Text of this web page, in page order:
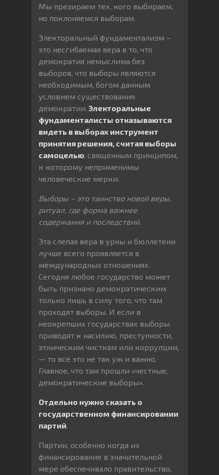
Мы презираем тех, кого выбираем,
но поклоняемся выборам.
Электоральный фундаментализм –
это несгибаемая вера в то, что
демократия немыслима без
выборов, что выборы являются
необходимым, богом данным
условием существования
демократии. Электоральные
фундаменталисты отказываются
видеть в выборах инструмент
принятия решения, считая выборы
самоцелью, священным принципом,
к которому неприменимы
человеческие мерки.
Выборы – это таинство новой веры,
ритуал, где форма важнее
содержания и последствий.
Эта слепая вера в урны и бюллетени
лучше всего проявляется в
международных отношениях.
Сегодня любое государство может
быть признано демократическим
только лишь в силу того, что там
проходят выборы. И если в
неокрепших государствах выборы
приводят к насилию, преступности,
этническим чисткам или коррупции,
— то всё это не так уж и важно.
Главное, что там прошли «честные,
демократические выборы».
Отдельно нужно сказать о
государственном финансировании
партий.
Партии, особенно когда их
финансирование в значительной
мере обеспечивало правительство,